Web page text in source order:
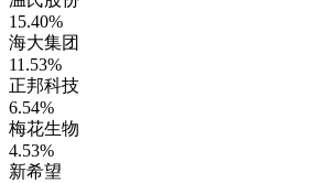
15.40%
海大集团
11.53%
正邦科技
6.54%
梅花生物
4.53%
新希望